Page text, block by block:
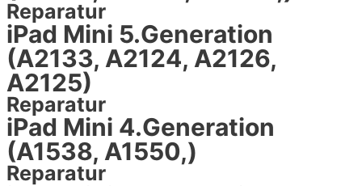
Reparatur
iPad Mini 5.Generation
(A2133, A2124, A2126,
A2125)
Reparatur
iPad Mini 4.Generation
(A1538, A1550,)
Reparatur